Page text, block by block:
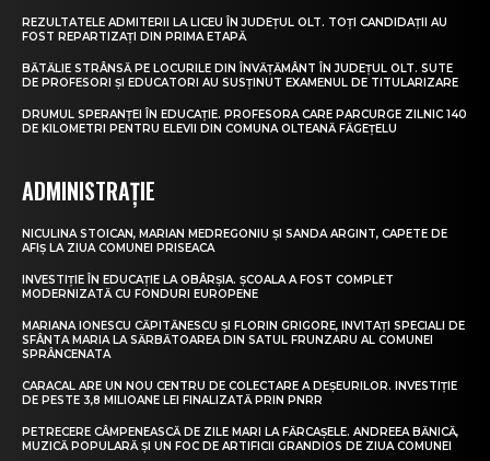
REZULTATELE ADMITERII LA LICEU ÎN JUDEȚUL OLT. TOȚI CANDIDAȚII AU
FOST REPARTIZAȚI DIN PRIMA ETAPĂ
BĂTĂLIE STRÂNSĂ PE LOCURILE DIN ÎNVĂȚĂMÂNT ÎN JUDEȚUL OLT. SUTE
DE PROFESORI ȘI EDUCATORI AU SUSȚINUT EXAMENUL DE TITULARIZARE
DRUMUL SPERANȚEI ÎN EDUCAȚIE. PROFESORA CARE PARCURGE ZILNIC 140
DE KILOMETRI PENTRU ELEVII DIN COMUNA OLTEANĂ FĂGEȚELU
ADMINISTRAȚIE
NICULINA STOICAN, MARIAN MEDREGONIU ȘI SANDA ARGINT, CAPETE DE
AFIȘ LA ZIUA COMUNEI PRISEACA
INVESTIȚIE ÎN EDUCAȚIE LA OBÂRȘIA. ȘCOALA A FOST COMPLET
MODERNIZATĂ CU FONDURI EUROPENE
MARIANA IONESCU CĂPITĂNESCU ȘI FLORIN GRIGORE, INVITAȚI SPECIALI DE
SFÂNTA MARIA LA SĂRBĂTOAREA DIN SATUL FRUNZARU AL COMUNEI
SPRÂNCENATA
CARACAL ARE UN NOU CENTRU DE COLECTARE A DEȘEURILOR. INVESTIȚIE
DE PESTE 3,8 MILIOANE LEI FINALIZATĂ PRIN PNRR
PETRECERE CÂMPENEASCĂ DE ZILE MARI LA FĂRCAȘELE. ANDREEA BĂNICĂ,
MUZICĂ POPULARĂ ȘI UN FOC DE ARTIFICII GRANDIOS DE ZIUA COMUNEI